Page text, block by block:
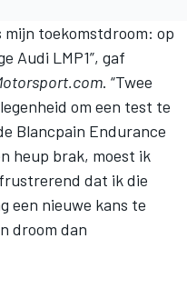
mijn toekomstdroom: op
Audi LMP1”, gaf
. “Twee
om een test te
Blancpain Endurance
heup brak, moest ik
dat ik die
een nieuwe kans te
droom dan